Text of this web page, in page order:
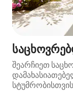
შეარჩიეთ